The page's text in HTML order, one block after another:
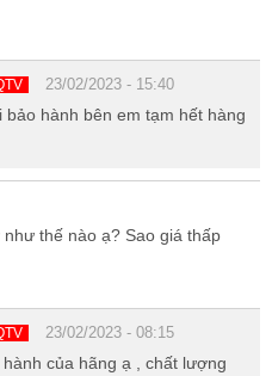
plus xách tay Hàn Quốc là công
ảnh được bắn lên màn hình,
sẽ ít lại, do vậy cái mà chúng
Từ việc lướt giao diện cơ
web,… cho đến xem phim, chơi
mà vô cùng.
23/02/2023 - 15:40
bảo hành bên em tạm hết hàng
thế nào ạ? Sao giá thấp
23/02/2023 - 08:15
của hãng ạ , chất lượng